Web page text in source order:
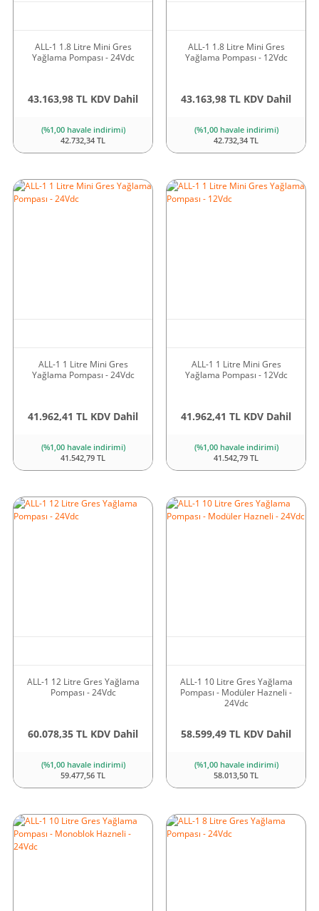
ALL-1 1.8 Litre Mini Gres
Yağlama Pompası - 24Vdc
43.163,98 TL KDV Dahil
(%1,00 havale indirimi)
42.732,34 TL
ALL-1 1.8 Litre Mini Gres
Yağlama Pompası - 12Vdc
43.163,98 TL KDV Dahil
(%1,00 havale indirimi)
42.732,34 TL
ALL-1 1 Litre Mini Gres
Yağlama Pompası - 24Vdc
41.962,41 TL KDV Dahil
(%1,00 havale indirimi)
41.542,79 TL
ALL-1 1 Litre Mini Gres
Yağlama Pompası - 12Vdc
41.962,41 TL KDV Dahil
(%1,00 havale indirimi)
41.542,79 TL
ALL-1 12 Litre Gres Yağlama
Pompası - 24Vdc
60.078,35 TL KDV Dahil
(%1,00 havale indirimi)
59.477,56 TL
ALL-1 10 Litre Gres Yağlama
Pompası - Modüler Hazneli -
24Vdc
58.599,49 TL KDV Dahil
(%1,00 havale indirimi)
58.013,50 TL